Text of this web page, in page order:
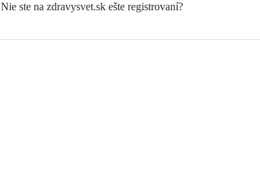
Nie ste na zdravysvet.sk ešte registrovaní?